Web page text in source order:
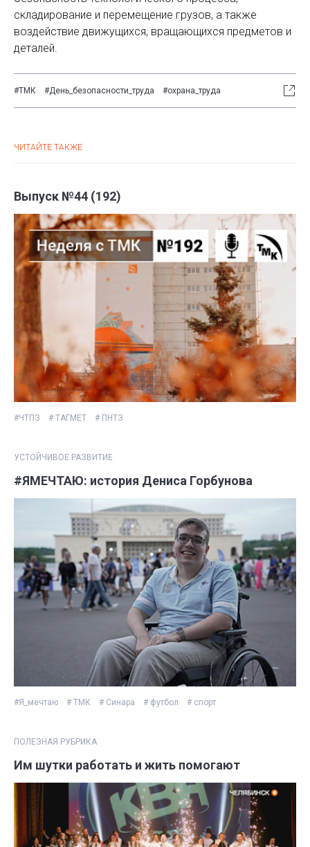
складирование и перемещение грузов, а также
воздействие движущихся, вращающихся предметов и
деталей.
#ТМК #День_безопасности_труда #охрана_труда
ЧИТАЙТЕ ТАКЖЕ
Выпуск №44 (192)
#ЧТПЗ # ТАГМЕТ # ПНТЗ
УСТОЙЧИВОЕ РАЗВИТИЕ
#ЯМЕЧТАЮ: история Дениса Горбунова
#Я_мечтаю # ТМК # Синара # футбол # спорт
ПОЛЕЗНАЯ РУБРИКА
Им шутки работать и жить помогают